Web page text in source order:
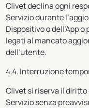
Clivet declina ogni
Servizio durante
Dispositivo o dell’App
legati al mancato
dell’utente.
4.4. Interruzione
Clivet si riserva il
Servizio senza